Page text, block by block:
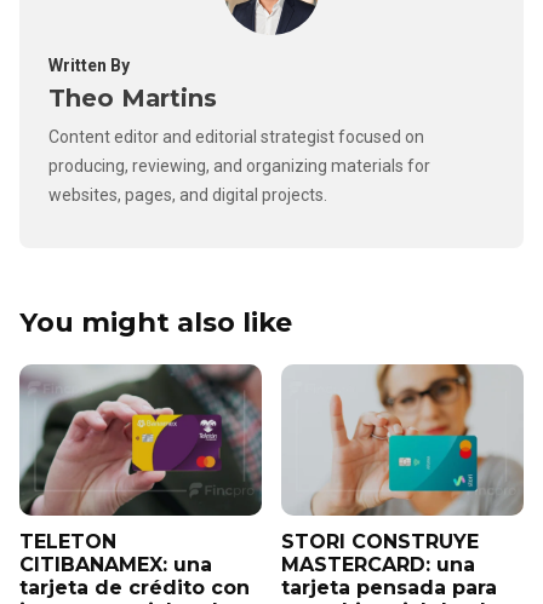
Written By
Theo Martins
Content editor and editorial strategist focused on
producing, reviewing, and organizing materials for
websites, pages, and digital projects.
You might also like
TELETON
CITIBANAMEX: una
tarjeta de crédito con
STORI CONSTRUYE
MASTERCARD: una
tarjeta pensada para